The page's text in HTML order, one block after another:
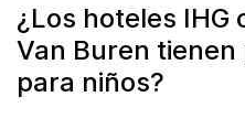
¿Los hoteles IHG
Van Buren
para niños?